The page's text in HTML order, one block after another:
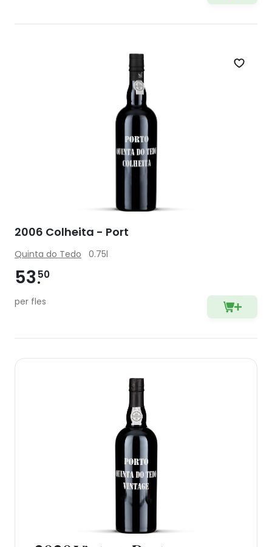
Zet
2006 Colheita - Port
Quinta do Tedo 0.75l
53 50
per fles